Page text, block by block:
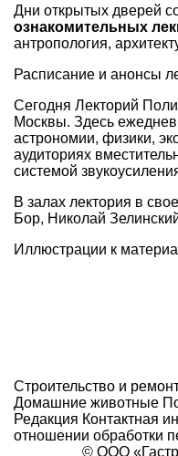
Дни открытых дверей
ознакомительных
антропология,
Расписание и анонсы
Сегодня Лекторий
Москвы. Здесь
астрономии, физики,
аудиториях
системой
В залах лектория в
Бор, Николай
Иллюстрации к
Строительство и
Домашние животные
Редакция Контактная
отношении обработки
© ООО